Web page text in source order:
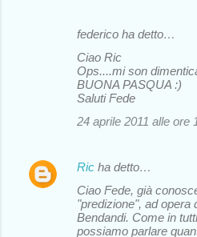
federico ha detto…
Ciao Ric
Ops....mi son
BUONA PASQUA :)
Saluti Fede
24 aprile 2011 alle ore
Ric ha detto…
Ciao Fede, già
"predizione", ad opera
Bendandi. Come in
possiamo parlare